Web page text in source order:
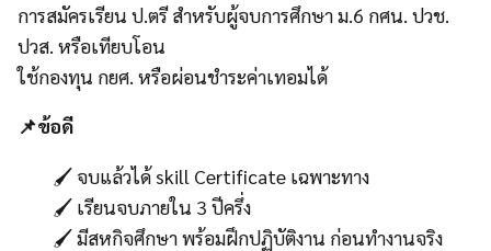
การสมัครเรียน ป.ตรี สำหรับผู้จบการศึกษา ม.6 กศน. ปวช.
ปวส. หรือเทียบโอน
ใช้กองทุน กยศ. หรือผ่อนชำระค่าเทอมได้
📌ข้อดี
🖌️ จบแล้วได้ skill Certificate เฉพาะทาง
🖌️ เรียนจบภายใน 3 ปีครึ่ง
🖌️ มีสหกิจศึกษา พร้อมฝึกปฏิบัติงาน ก่อนทำงานจริง